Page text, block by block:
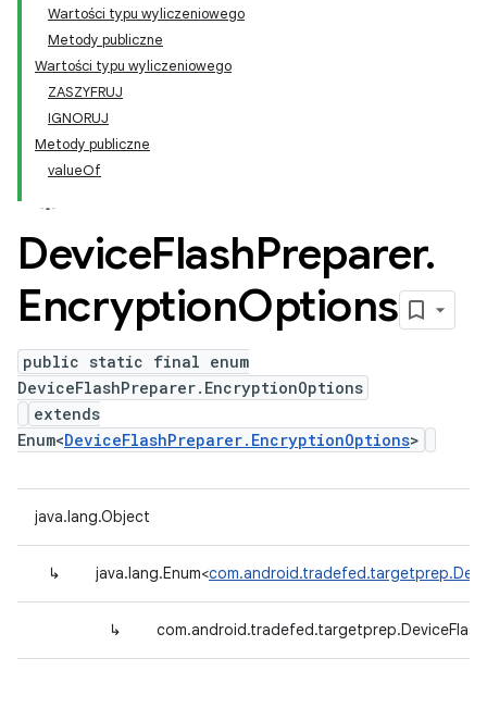
Wartości typu wyliczeniowego
Metody publiczne
Wartości typu wyliczeniowego
ZASZYFRUJ
IGNORUJ
Metody publiczne
valueOf
DeviceFlashPreparer.
EncryptionOptions
public static final enum
DeviceFlashPreparer.EncryptionOptions
extends
Enum<DeviceFlashPreparer.EncryptionOptions>
java.lang.Object
↳ java.lang.Enum<
↳